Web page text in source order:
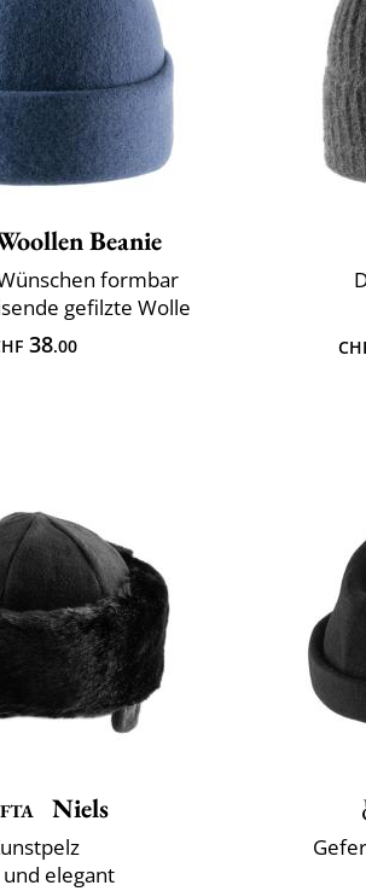
Beanie
formbar
gefilzte Wolle
38.00
Niels
elegant